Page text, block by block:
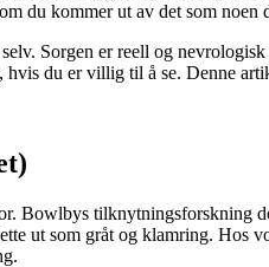
du kommer ut av det som noen
Sorgen er reell og
du er villig til å se. Denne
Bowlbys tilknytningsforskning
ut som gråt og klamring. Hos